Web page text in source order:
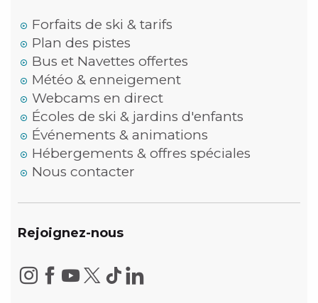
Forfaits de ski & tarifs
Plan des pistes
Bus et Navettes offertes
Météo & enneigement
Webcams en direct
Écoles de ski & jardins d'enfants
Événements & animations
Hébergements & offres spéciales
Nous contacter
Rejoignez-nous